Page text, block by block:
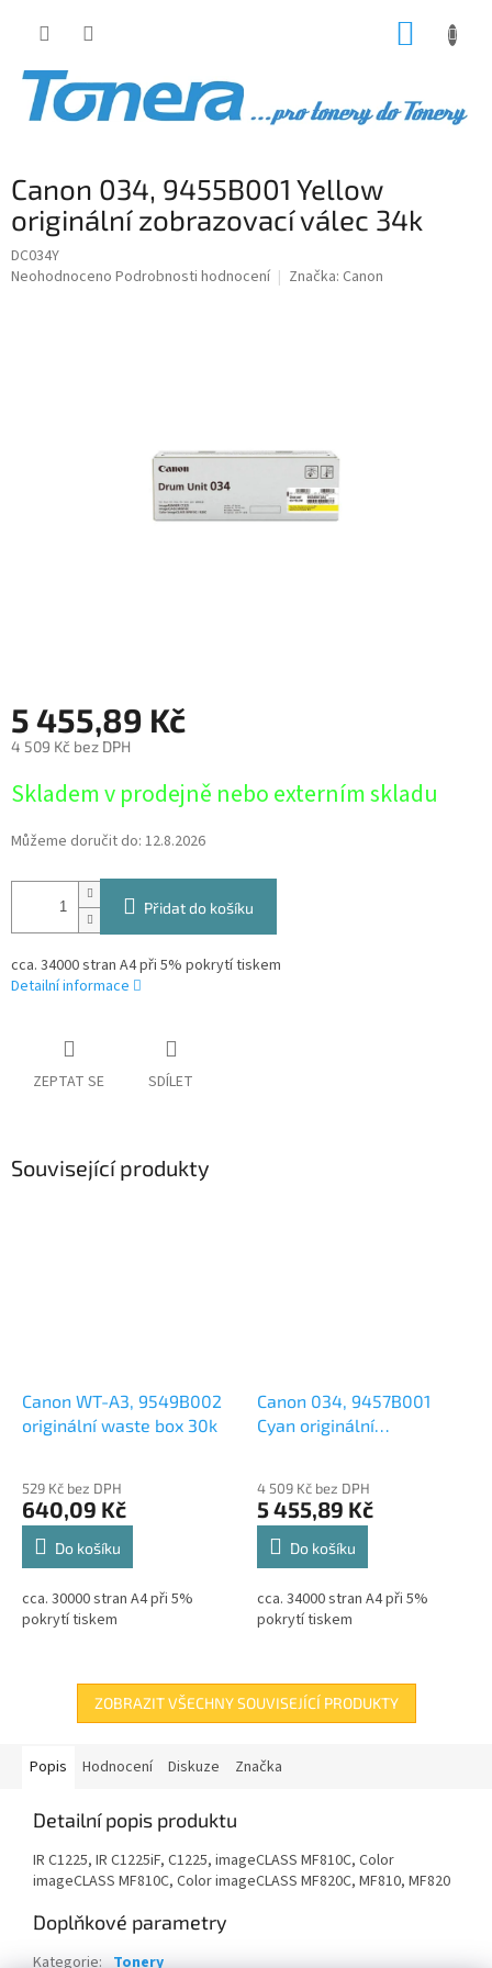
Canon 034, 9455B001 Yellow
originální zobrazovací válec 34k
DC034Y
Průměrné
Neohodnoceno Podrobnosti hodnocení Značka: Canon
5 455,89 Kč
4 509 Kč bez DPH
cena:
Skladem v prodejně nebo externím skladu
Můžeme doručit do: 12.8.2026
Přidat do košíku
cca. 34000 stran A4 při 5% pokrytí tiskem
Detailní informace
ZEPTAT SE SDÍLET
Související produkty
Canon WT-A3, 9549B002
originální waste box 30k
529 Kč bez DPH
640,09 Kč
Do košíku
cca. 30000 stran A4 při 5%
pokrytí tiskem
Canon 034, 9457B001
Cyan originální
4 509 Kč bez DPH
5 455,89 Kč
Do košíku
cca. 34000 stran A4 při 5%
pokrytí tiskem
ZOBRAZIT VŠECHNY SOUVISEJÍCÍ PRODUKTY
Popis Hodnocení Diskuze Značka
Detailní popis produktu
IR C1225, IR C1225iF, C1225, imageCLASS MF810C, Color
imageCLASS MF810C, Color imageCLASS MF820C, MF810, MF820
Doplňkové parametry
Kategorie: Tonery